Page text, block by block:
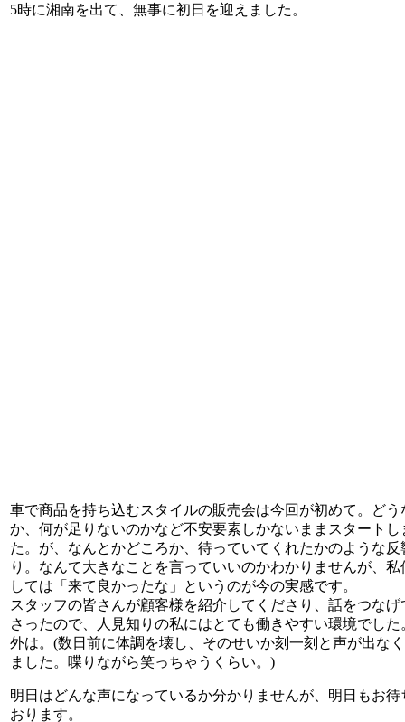
5時に湘南を出て、無事に初日を迎えました。
車で商品を持ち込むスタイルの販売会は今回が初めて。どう
か、何が足りないのかなど不安要素しかないままスタートし
た。が、なんとかどころか、待っていてくれたかのような反
り。なんて大きなことを言っていいのかわかりませんが、私
しては「来て良かったな」というのが今の実感です。
スタッフの皆さんが顧客様を紹介してくださり、話をつなげ
さったので、人見知りの私にはとても働きやすい環境でした
外は。(数日前に体調を壊し、そのせいか刻一刻と声が出な
ました。喋りながら笑っちゃうくらい。)
明日はどんな声になっているか分かりませんが、明日もお待
おります。